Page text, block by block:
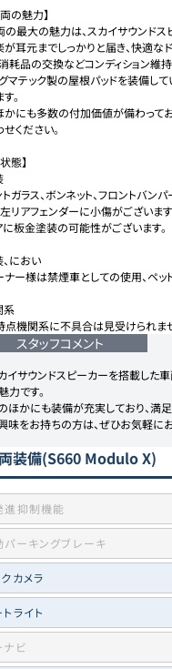
の魅力】
の最大の魅力は、スカイサウンドス
が耳元までしっかりと届き、快適な
消耗品の交換などコンディション維
マテック製の屋根パッドを装備し
。
かにも多数の付加価値が備わって
ください。
態】
ガラス、ボンネット、フロントバン
リアフェンダーに小傷がございます
に板金塗装の可能性がございます。
、におい
ー様は禁煙車としての使用、ペッ
系
点機関系に不具合は見受けられま
スタッフコメント
イサウンドスピーカーを搭載した
力です。
ほかにも装備が充実しており、満
味をお持ちの方は、ぜひお気軽に
装備(S660 Modulo X)
進抑制機能
パーキングブレーキ
カメラ
ライト
ナビ